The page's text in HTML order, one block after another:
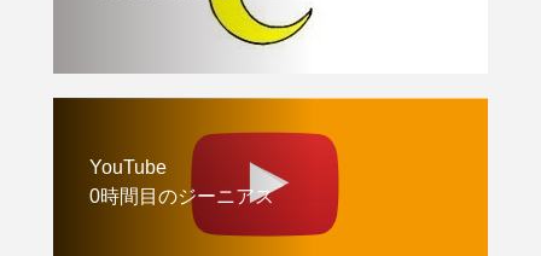
YouTube
0時間目のジーニアス